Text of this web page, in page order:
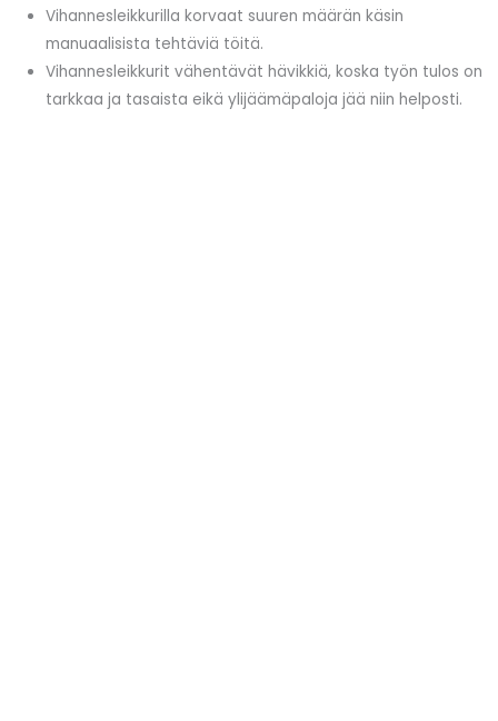
Vihannesleikkurilla korvaat suuren määrän käsin
manuaalisista tehtäviä töitä.
Vihannesleikkurit vähentävät hävikkiä, koska työn tulos on
tarkkaa ja tasaista eikä ylijäämäpaloja jää niin helposti.